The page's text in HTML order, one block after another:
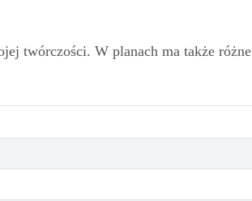
twórczości. W planach ma także różne